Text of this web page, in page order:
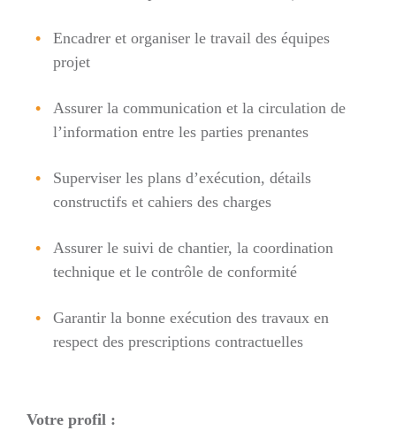
Encadrer et organiser le travail des équipes
projet
Assurer la communication et la circulation de
l’information entre les parties prenantes
Superviser les plans d’exécution, détails
constructifs et cahiers des charges
Assurer le suivi de chantier, la coordination
technique et le contrôle de conformité
Garantir la bonne exécution des travaux en
respect des prescriptions contractuelles
Votre profil :